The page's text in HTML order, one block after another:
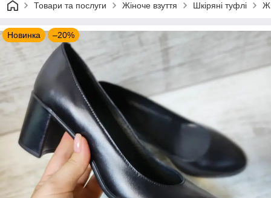
Товари та послуги Жіноче взуття Шкіряні туфлі
Новинка –20%